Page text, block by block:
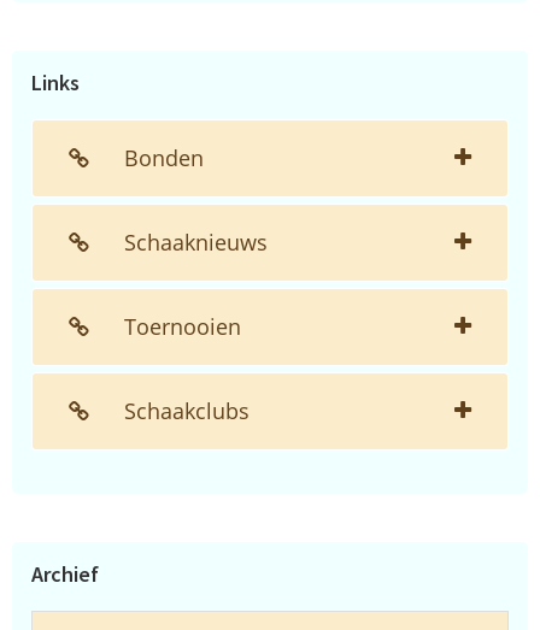
Links
Bonden
Schaaknieuws
Toernooien
Schaakclubs
Archief